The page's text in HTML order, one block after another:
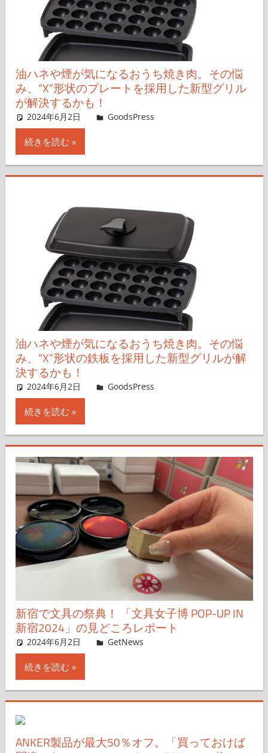
油ハネや煙が気になるおうち焼き肉。その悩
み、“X”形状のプレートを採用した新型グリル
が解決するかも！
2024年6月2日 ＆GP
GoodsPress
続きを読む
油ハネや煙が気になるおうち焼き肉。その悩
み、“X”形状の鉄板を採用した新型グリルが解
決するかも！
2024年6月2日 ＆GP
GoodsPress
続きを読む
新宿で文具の祭典！ 「文具女子博 POP-UP IN
新宿2024」の見どころレポート
2024年6月2日 erini (エリーニ)
GetNews
続きを読む
ANKER製品が最大50％オフ。「買っておけば